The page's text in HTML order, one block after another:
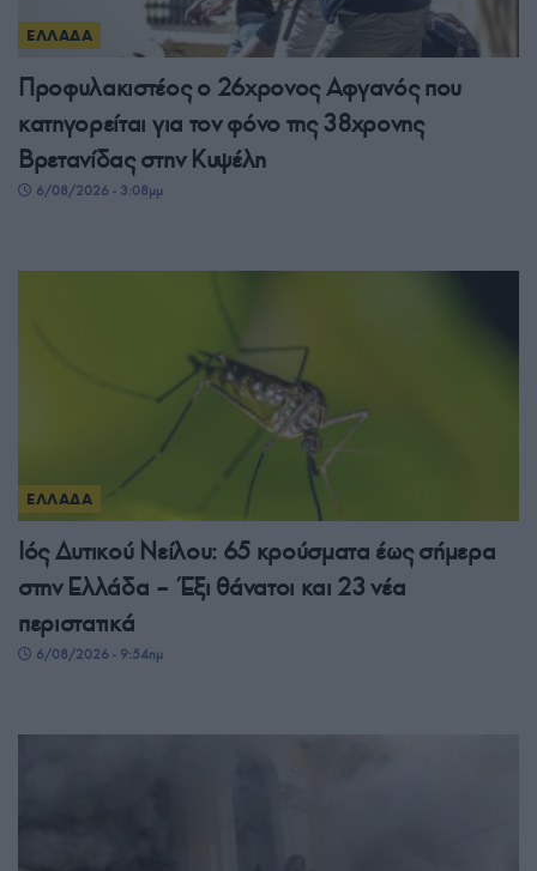
ΕΛΛΑΔΑ
Προφυλακιστέος ο 26χρονος Αφγανός που
κατηγορείται για τον φόνο της 38χρονης
Βρετανίδας στην Κυψέλη
6/08/2026 - 3:08μμ
ΕΛΛΑΔΑ
Ιός Δυτικού Νείλου: 65 κρούσματα έως σήμερα
στην Ελλάδα – Έξι θάνατοι και 23 νέα
περιστατικά
6/08/2026 - 9:54πμ